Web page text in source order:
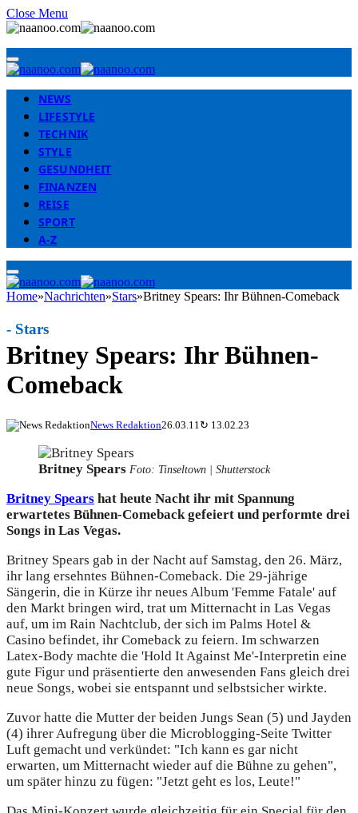
Close Menu
NEWS
LIFESTYLE
TECHNIK
STYLE
GESUNDHEIT
FINANZEN
REISE
SPORT
A-Z
Home»Nachrichten»Stars»Britney Spears: Ihr Bühnen-Comeback
Britney Spears: Ihr Bühnen-
Comeback
- Stars
News Redaktion26.03.11 ↻ 13.02.23
Britney Spears Foto: Tinseltown | Shutterstock
Britney Spears hat heute Nacht ihr mit Spannung
erwartetes Bühnen-Comeback gefeiert und performte drei
Songs in Las Vegas.
Britney Spears gab in der Nacht auf Samstag, den 26. März,
ihr lang ersehntes Bühnen-Comeback. Die 29-jährige
Sängerin, die in Kürze ihr neues Album 'Femme Fatale' auf
den Markt bringen wird, trat um Mitternacht in Las Vegas
auf, um im Rain Nachtclub, der sich im Palms Hotel &
Casino befindet, ihr Comeback zu feiern. Im schwarzen
Latex-Body machte die 'Hold It Against Me'-Interpretin eine
gute Figur und präsentierte den anwesenden Fans gleich drei
neue Songs, wobei sie entspannt und selbstsicher wirkte.
Zuvor hatte die Mutter der beiden Jungs Sean (5) und Jayden
(4) ihrer Aufregung über die Microblogging-Seite Twitter
Luft gemacht und verkündet: "Ich kann es gar nicht
erwarten, um Mitternacht wieder auf die Bühne zu gehen",
um später hinzu zu fügen: "Jetzt geht es los, Leute!"